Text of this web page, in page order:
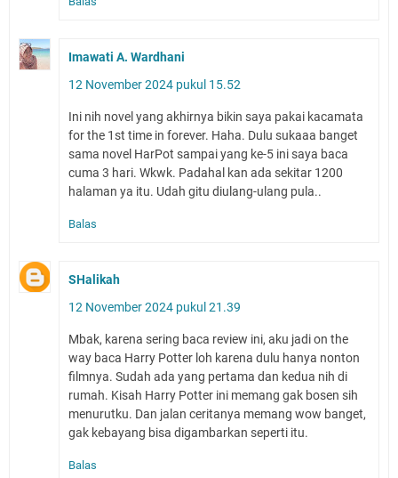
Imawati A. Wardhani
12 November 2024 pukul 15.52
Ini nih novel yang akhirnya bikin saya pakai kacamata
for the 1st time in forever. Haha. Dulu sukaaa banget
sama novel HarPot sampai yang ke-5 ini saya baca
cuma 3 hari. Wkwk. Padahal kan ada sekitar 1200
halaman ya itu. Udah gitu diulang-ulang pula..
Balas
SHalikah
12 November 2024 pukul 21.39
Mbak, karena sering baca review ini, aku jadi on the
way baca Harry Potter loh karena dulu hanya nonton
filmnya. Sudah ada yang pertama dan kedua nih di
rumah. Kisah Harry Potter ini memang gak bosen sih
menurutku. Dan jalan ceritanya memang wow banget,
gak kebayang bisa digambarkan seperti itu.
Balas